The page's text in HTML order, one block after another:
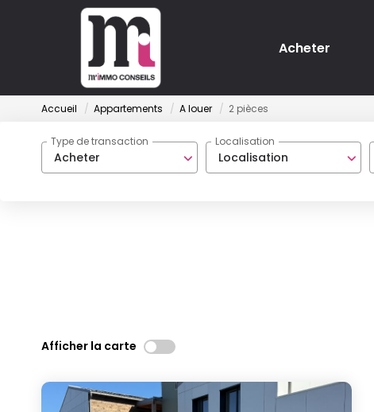
Acheter
Accueil Appartements A louer 2 pièces
Acheter
Type de transaction
Localisation
Localisation
Afficher la carte